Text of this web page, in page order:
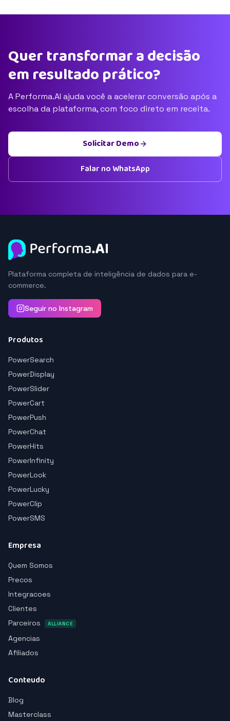
Quer transformar a decisão
em resultado prático?
A Performa.AI ajuda você a acelerar conversão após a
escolha da plataforma, com foco direto em receita.
Solicitar Demo
Falar no WhatsApp
Plataforma completa de inteligência de dados para e-
commerce.
Seguir no Instagram
Produtos
PowerSearch
PowerDisplay
PowerSlider
PowerCart
PowerPush
PowerChat
PowerHits
PowerInfinity
PowerLook
PowerLucky
PowerClip
PowerSMS
Empresa
Quem Somos
Precos
Integracoes
Clientes
Parceiros
ALLIANCE
Agencias
Afiliados
Conteudo
Blog
Masterclass